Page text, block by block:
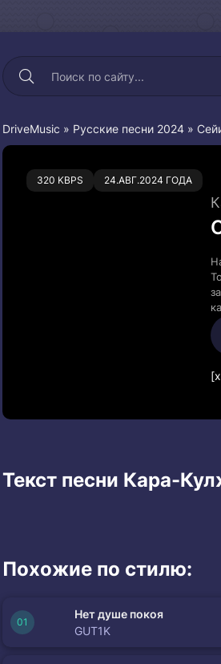
DriveMusic » Русские песни 2024 »
320 KBPS 24.АВГ.2024 ГОДА
0 0
Текст песни Кара-
Похожие по стилю:
Нет душе покоя
GUT1K